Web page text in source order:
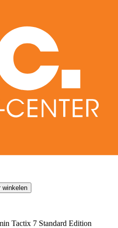
winkelen
Tactix 7 Standard Edition